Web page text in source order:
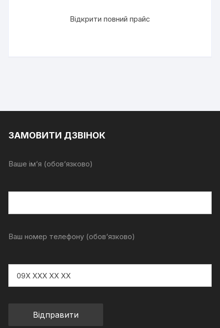
Відкрити повний прайс
ЗАМОВИТИ ДЗВІНОК
Ваше ім‘я (обов‘язково)
Ваш номер телефону (обов‘язково)